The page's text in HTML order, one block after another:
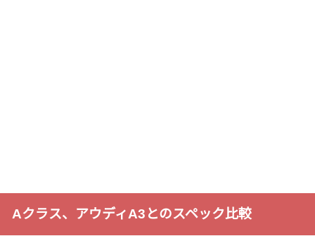
Aクラス、アウディA3とのスペック比較